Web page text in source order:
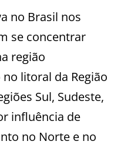
no Brasil nos
se concentrar
região
litoral da Região
Sul, Sudeste,
influência de
no Norte e no